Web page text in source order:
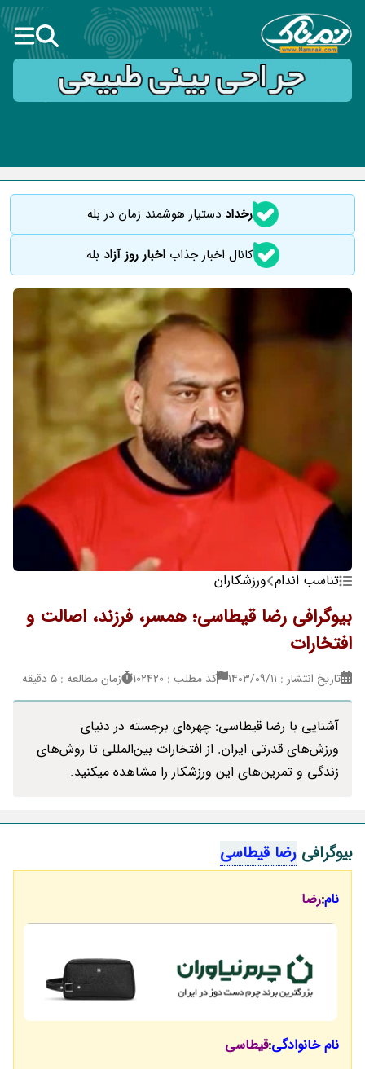
رخداددستیار هوشمند زمان در بله
کانال اخبار جذاباخبار روز آزاد بله
تناسب اندام ورزشکاران
بیوگرافی رضا قیطاسی؛ همسر، فرزند، اصالت و
افتخارات
تاریخ انتشار : ۱۴۰۳/۰۹/۱۱ کد مطلب : 102420 زمان مطالعه : 5 دقیقه
آشنایی با رضا قیطاسی: چهره‌ای برجسته در دنیای
ورزش‌های قدرتی ایران. از افتخارات بین‌المللی تا روش‌های
زندگی و تمرین‌های این ورزشکار را مشاهده میکنید.
بیوگرافی رضا قیطاسی
نام:رضا
نام خانوادگی:قیطاسی